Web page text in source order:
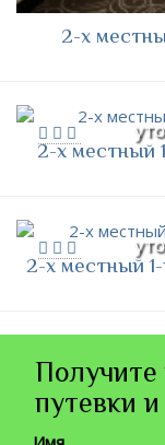
2-х
2-х местный
2-х местный
Получите
путевки